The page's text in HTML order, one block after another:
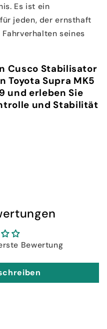
Es ist ein
jeden, der ernsthaft
seines
Cusco Stabilisator
Toyota Supra MK5
und erleben Sie
und Stabilität
Bewertung